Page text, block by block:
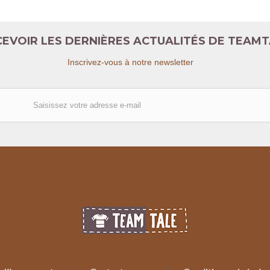
LES DERNIÈRES ACTUALITÉS DE
Inscrivez-vous à notre newsletter